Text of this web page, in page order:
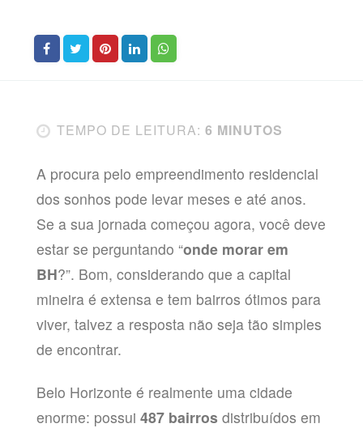
TEMPO DE LEITURA: 6 MINUTOS
A procura pelo empreendimento residencial
dos sonhos pode levar meses e até anos.
Se a sua jornada começou agora, você deve
estar se perguntando “onde morar em
BH?”. Bom, considerando que a capital
mineira é extensa e tem bairros ótimos para
viver, talvez a resposta não seja tão simples
de encontrar.
Belo Horizonte é realmente uma cidade
enorme: possui 487 bairros distribuídos em